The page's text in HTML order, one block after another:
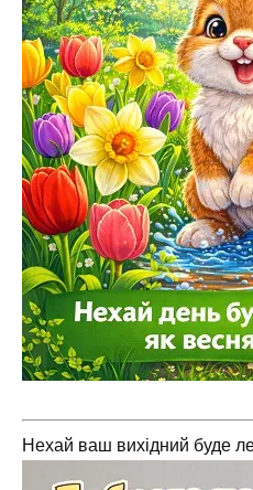
Нехай ваш вихідний буде